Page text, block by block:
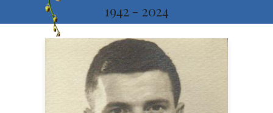
1942 - 2024